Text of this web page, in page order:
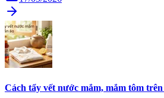
Cách tẩy vết nước mắm, mắm tôm